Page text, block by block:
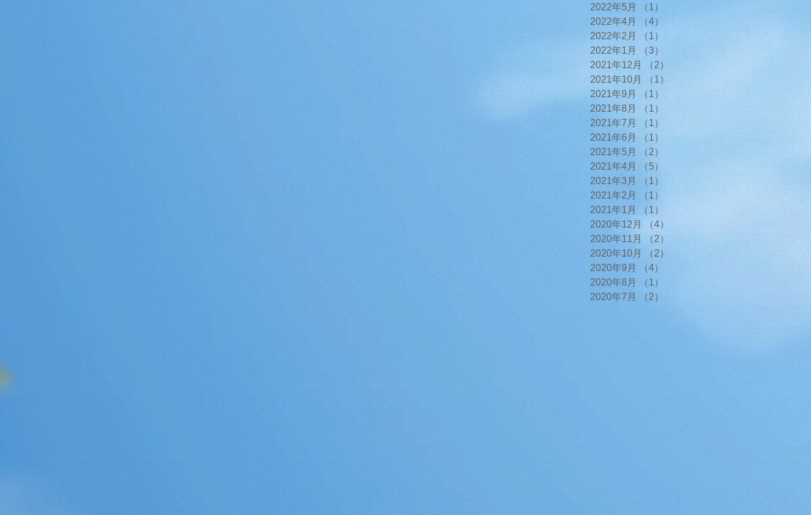
2022年5月 （1）
1件の記事
2022年4月 （4） 4件の記事
2022年2月
（1）1件の記事
2022年1月 （3） 3件の記事
2021年12月 （2）2件の記事
2021年10月 （1）1件の記事
2021年9月
（1）1件の記事
2021年8月 （1） 1件の記事
2021年7月 （1） 1件の記事
2021年6月
（1）
1件の記事
2021年5月 （2） 2件の記事
2021年4月 （5）5件の記事
2021年3月
（1）1件の記事
2021年2月
（1）1件の記事
2021年1月
（1） 1件の記事
2020年12月 （4） 4件の記事
2020年11月 （2） 2件の記事
2020年10月 （2）
2件の記事
2020年9月 （4）
4件の記事
2020年8月 （1）
1件の記事
2020年7月 （2） 2件の記事